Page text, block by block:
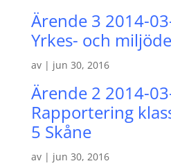
Ärende 3 2014-
Yrkes- och
av | jun 30, 2016
Ärende 2 2014-
Rapportering
5 Skåne
av | jun 30, 2016